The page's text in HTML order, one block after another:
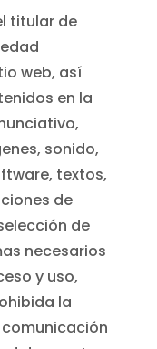
el titular de
web, así
en la
sonido,
textos,
de
de
necesarios
y uso,
la